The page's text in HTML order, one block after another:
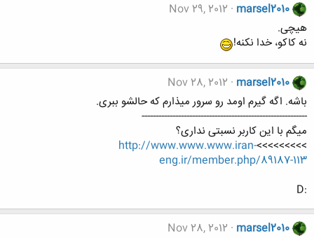
marsel2010
Nov 29, 2012
هیچی.
نه کاکو، خدا نکنه!
marsel2010
Nov 28, 2012
باشه. اگه گیرم اومد رو سرور میذارم که حالشو ببری.
-----------------------------------------------------------
میگم با این کاربر نسبتی نداری؟
>>>>>>>>>
http://www.www.www.iran-
eng.ir/member.php/89187-113
:D
marsel2010
Nov 28, 2012